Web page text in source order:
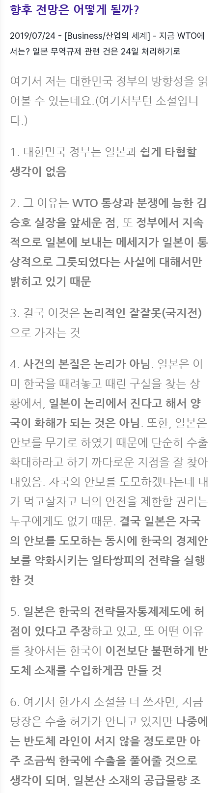
향후 전망은 어떻게 될까?
2019/07/24 - [Business/산업의 세계] - 지금 WTO에
서는? 일본 무역규제 관련 건은 24일 처리하기로
여기서 저는 대한민국 정부의 방향성을 읽
어볼 수 있는데요.(여기서부턴 소설입니
다.)
1. 대한민국 정부는 일본과 쉽게 타협할
생각이 없음
2. 그 이유는 WTO 통상과 분쟁에 능한 김
승호 실장을 앞세운 점
, 또 정부에서 지속
적으로 일본에 보내는 메세지가 일본이 통
상적으로 그릇되었다는 사실에 대해서만
밝히고 있기 때문
3. 결국 이것은 논리적인 잘잘못(국지전)
으로 가자는 것
4. 사건의 본질은 논리가 아님
. 일본은 이
미 한국을 때려놓고 때린 구실을 찾는 상
황에서, 일본이 논리에서 진다고 해서 양
국이 화해가 되는 것은 아님
. 또한, 일본은
안보를 무기로 하였기 때문에 단순히 수출
확대하라고 하기 까다로운 지점을 잘 찾아
내었음. 자국의 안보를 도모하겠다는데 내
가 먹고살자고 너의 안전을 제한할 권리는
누구에게도 없기 때문. 결국 일본은 자국
의 안보를 도모하는 동시에 한국의 경제안
보를 약화시키는 일타쌍피의 전략을 실행
한 것
5. 일본은 한국의 전략물자통제제도에 허
점이 있다고 주장하고 있고, 또 어떤 이유
를 찾아서든 한국이 이전보단 불편하게 반
도체 소재를 수입하게끔 만들 것
6. 여기서 한가지 소설을 더 쓰자면, 지금
당장은 수출 허가가 안나고 있지만 나중에
는 반도체 라인이 서지 않을 정도로만 아
주 조금씩 한국에 수출을 풀어줄 것으로
생각이 되며
일본산 소재의 공급물량 조